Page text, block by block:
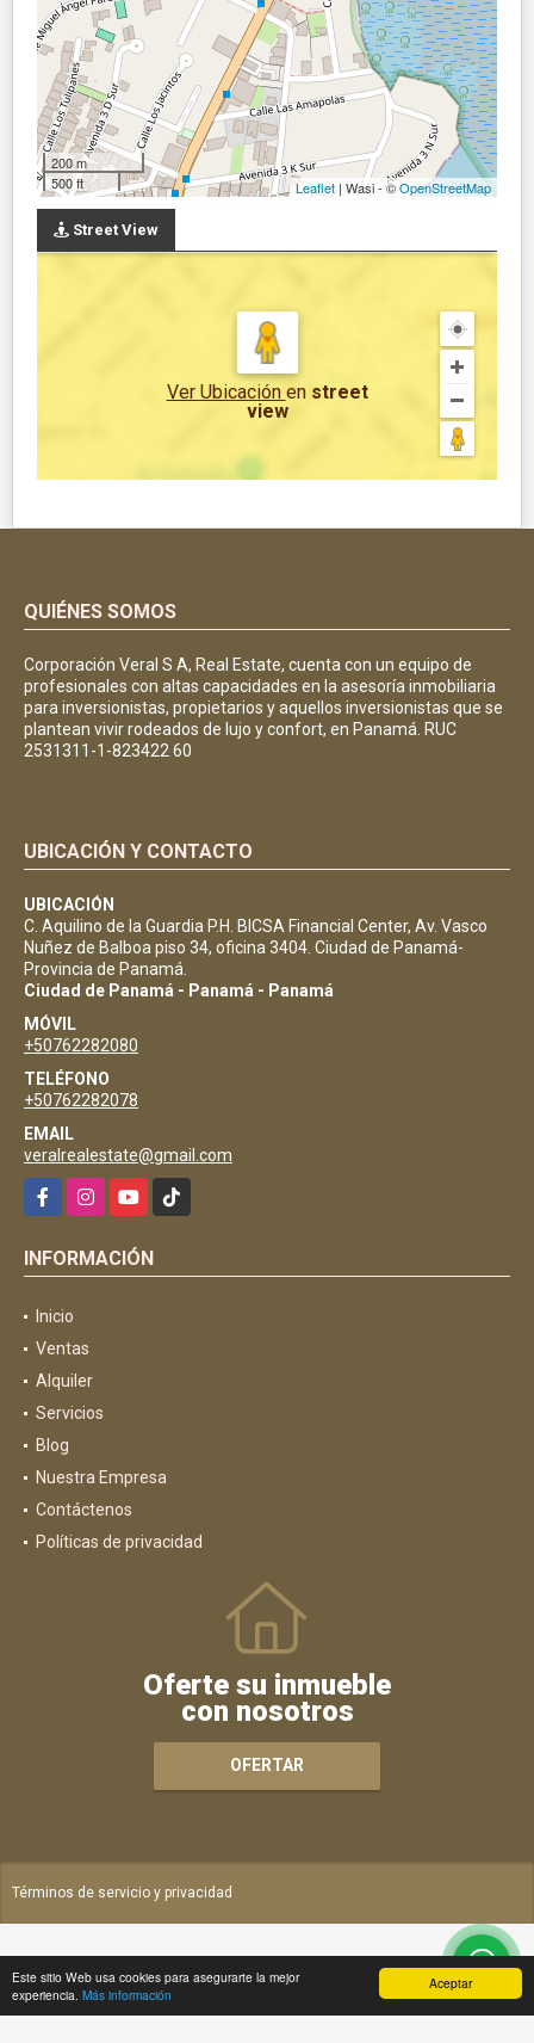
Aceptar
Este sitio Web usa cookies para asegurarte la mejor
experiencia. Más información
200 m
500 ft
Leaflet | Wasi - ©OpenStreetMap
Street View
Ver Ubicación en street
view
QUIÉNES SOMOS
Corporación Veral S A, Real Estate, cuenta con un equipo de
profesionales con altas capacidades en la asesoría inmobiliaria
para inversionistas, propietarios y aquellos inversionistas que se
plantean vivir rodeados de lujo y confort, en Panamá. RUC
2531311-1-823422 60
UBICACIÓN Y CONTACTO
UBICACIÓN
C. Aquilino de la Guardia P.H. BICSA Financial Center, Av. Vasco
Nuñez de Balboa piso 34, oficina 3404. Ciudad de Panamá-
Provincia de Panamá.
Ciudad de Panamá - Panamá - Panamá
MÓVIL
+50762282080
TELÉFONO
+50762282078
EMAIL
veralrealestate@gmail.com
FacebookInstagramYouTubeTikTok
INFORMACIÓN
Inicio
Ventas
Alquiler
Servicios
Blog
Nuestra Empresa
Contáctenos
Políticas de privacidad
Oferte su inmueble
con nosotros
OFERTAR
Términos de servicio y privacidad